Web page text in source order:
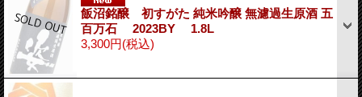
飯沼銘醸 初すがた 純米吟醸 無濾過生原酒 五
百万石 2023BY 1.8L
3,300円(税込)